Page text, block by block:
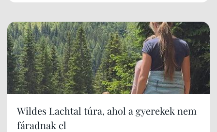
Wildes Lachtal túra, ahol a gyerekek nem
fáradnak el